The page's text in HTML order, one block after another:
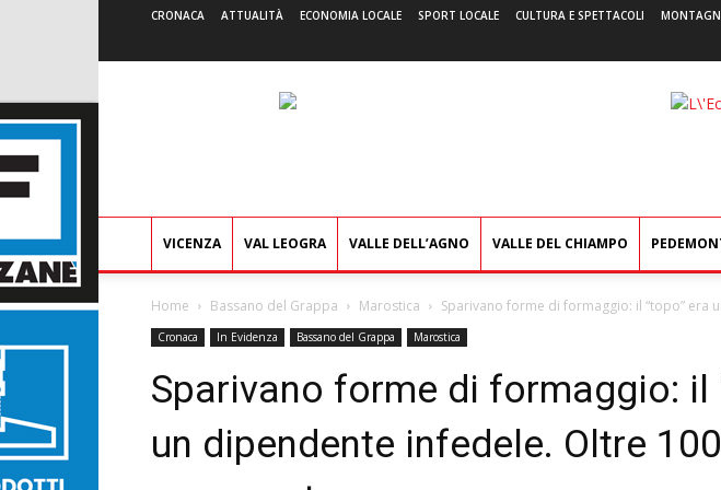
CRONACA ATTUALITÀ ECONOMIA LOCALE SPORT LOCALE CULTURA E SPETTACOLI
VICENZA VAL LEOGRA VALLE DELL’AGNO VALLE DEL CHIAMPO
Home Bassano del Grappa Marostica Sparivano forme di formaggio: il “topo” era
Cronaca In Evidenza Bassano del Grappa Marostica
Sparivano forme di formaggio: il
un dipendente infedele. Oltre